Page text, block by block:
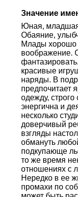
Значение
Юная,
Обаяние,
Млады хорошо
воображение.
красивые
наряды. В
предпочитает
одежду,
энергична и
несколько
доверчивый
взгляды
обмануть
подкупающе
то же время
отношениях с
Нередко в ее
промахи по